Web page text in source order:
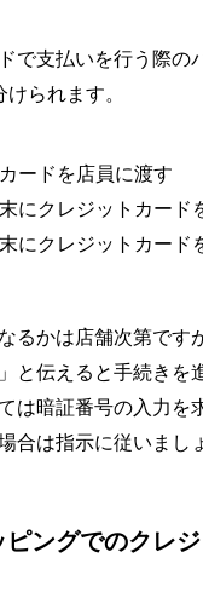
で支払いを行う際の
られます。
ードを店員に渡す
にクレジットカード
にクレジットカード
るかは店舗次第です
と伝えると手続きを
は暗証番号の入力を
合は指示に従いまし
ピングでのクレ